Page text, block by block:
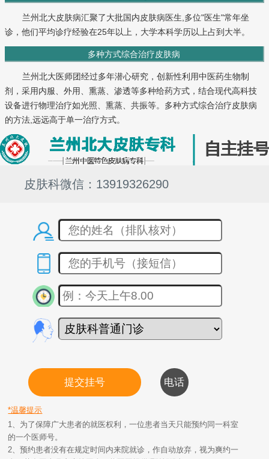
兰州北大皮肤病汇聚了大批国内皮肤病医生,多位"医生"常年坐
诊，他们平均诊疗经验在25年以上，大学本科学历以上占到大半。
多种方式综合治疗皮肤病
兰州北大医师团经过多年潜心研究，创新性利用中医药生物制
剂，采用内服、外用、熏蒸、渗透等多种给药方式，结合现代高科技
设备进行物理治疗如光照、熏蒸、共振等。多种方式综合治疗皮肤病
的方法,远远高于单一治疗方式。
皮肤科微信：13919326290
*温馨提示
1、为了保障广大患者的就医权利，一位患者当天只能预约同一科室
的一个医师号。
2、预约患者没有在规定时间内来院就诊，作自动放弃，视为爽约一